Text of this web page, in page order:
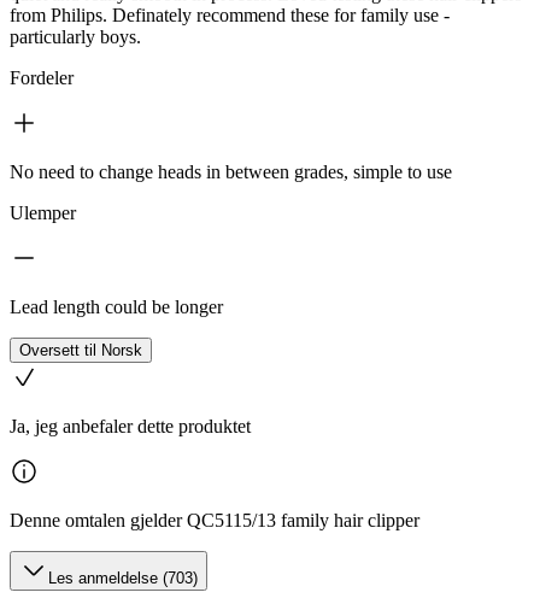
from Philips. Definately recommend these for family use -
particularly boys.
Fordeler
No need to change heads in between grades, simple to use
Ulemper
Lead length could be longer
Oversett til Norsk
Ja, jeg anbefaler dette produktet
Denne omtalen gjelder QC5115/13 family hair clipper
Les anmeldelse (703)